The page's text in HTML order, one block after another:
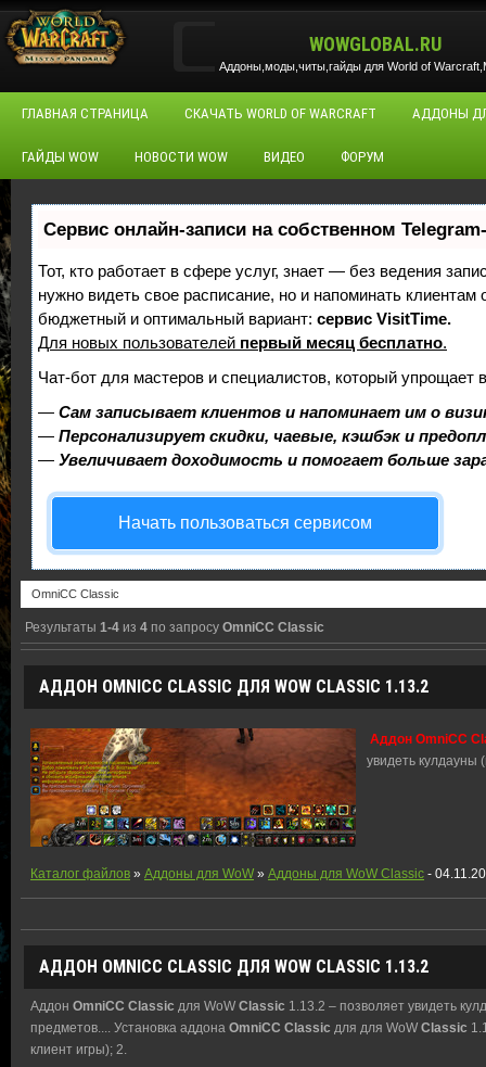
WOWGLOBAL.RU
Аддоны,моды,читы,гайды для World of
ГЛАВНАЯ СТРАНИЦА СКАЧАТЬ WORLD OF WARCRAFT АДДОНЫ
ГАЙДЫ WOW НОВОСТИ WOW ВИДЕО ФОРУМ
Сервис онлайн-записи на собственном
Тот, кто работает в сфере услуг, знает — без ведения
нужно видеть свое расписание, но и напоминать
бюджетный и оптимальный вариант: сервис VisitTime.
Для новых пользователей первый месяц бесплатно.
Чат-бот для мастеров и специалистов, который упрощает
— Сам записывает клиентов и напоминает им о
— Персонализирует скидки, чаевые, кэшбэк и
— Увеличивает доходимость и помогает больше
Начать пользоваться сервисом
Результаты 1-4 из 4 по запросу OmniCC Classic
АДДОН OMNICC CLASSIC ДЛЯ WOW CLASSIC 1.13.2
Аддон OmniCC
увидеть кулдауны
Каталог файлов » Аддоны для WoW » Аддоны для WoW Classic -
АДДОН OMNICC CLASSIC ДЛЯ WOW CLASSIC 1.13.2
Аддон OmniCC Classic для WoW Classic 1.13.2 – позволяет увидеть
предметов.... Установка аддона OmniCC Classic для для WoW Classic
клиент игры); 2.